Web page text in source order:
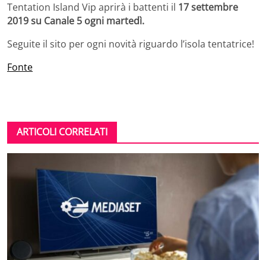
Tentation Island Vip aprirà i battenti il 17 settembre
2019 su Canale 5 ogni martedì.
Seguite il sito per ogni novità riguardo l’isola tentatrice!
Fonte
ARTICOLI CORRELATI